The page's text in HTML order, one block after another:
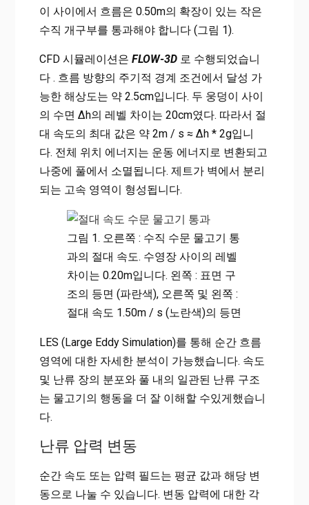
이 사이에서 흐름은 0.50m의 확장이 있는 작은
수직 개구부를 통과해야 합니다 (그림 1).
CFD 시뮬레이션은 FLOW-3D로 수행되었습니
다 . 흐름 방향의 주기적 경계 조건에서 달성 가
능한 해상도는 약 2.5cm입니다. 두 웅덩이 사이
의 수면 Δh의 레벨 차이는 20cm였다. 따라서 절
대 속도의 최대 값은 약 2m / s ≈ Δh * 2g입니
다. 전체 위치 에너지는 운동 에너지로 변환되고
나중에 풀에서 소멸됩니다. 제트가 벽에서 분리
되는 고속 영역이 형성됩니다.
그림 1. 오른쪽 : 수직 수문 물고기 통
과의 절대 속도. 수영장 사이의 레벨
차이는 0.20m입니다. 왼쪽 : 표면 구
조의 등면 (파란색), 오른쪽 및 왼쪽 :
절대 속도 1.50m / s (노란색)의 등면
LES (Large Eddy Simulation)를 통해 순간 흐름
영역에 대한 자세한 분석이 가능했습니다. 속도
및 난류 장의 분포와 풀 내의 일관된 난류 구조
는 물고기의 행동을 더 잘 이해할 수있게했습니
다.
난류 압력 변동
순간 속도 또는 압력 필드는 평균 값과 해당 변
동으로 나눌 수 있습니다. 변동 압력에 대한 각